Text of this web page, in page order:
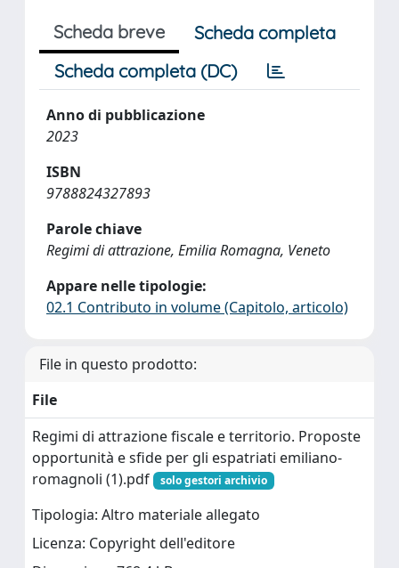
Scheda breve
Scheda completa
Scheda completa (DC)
Anno di pubblicazione
2023
ISBN
9788824327893
Parole chiave
Regimi di attrazione, Emilia Romagna, Veneto
Appare nelle tipologie:
02.1 Contributo in volume (Capitolo, articolo)
File in questo prodotto:
File
Regimi di attrazione fiscale e territorio. Proposte
opportunità e sfide per gli espatriati emiliano-
romagnoli (1).pdf
solo gestori archivio
Tipologia: Altro materiale allegato
Licenza: Copyright dell'editore